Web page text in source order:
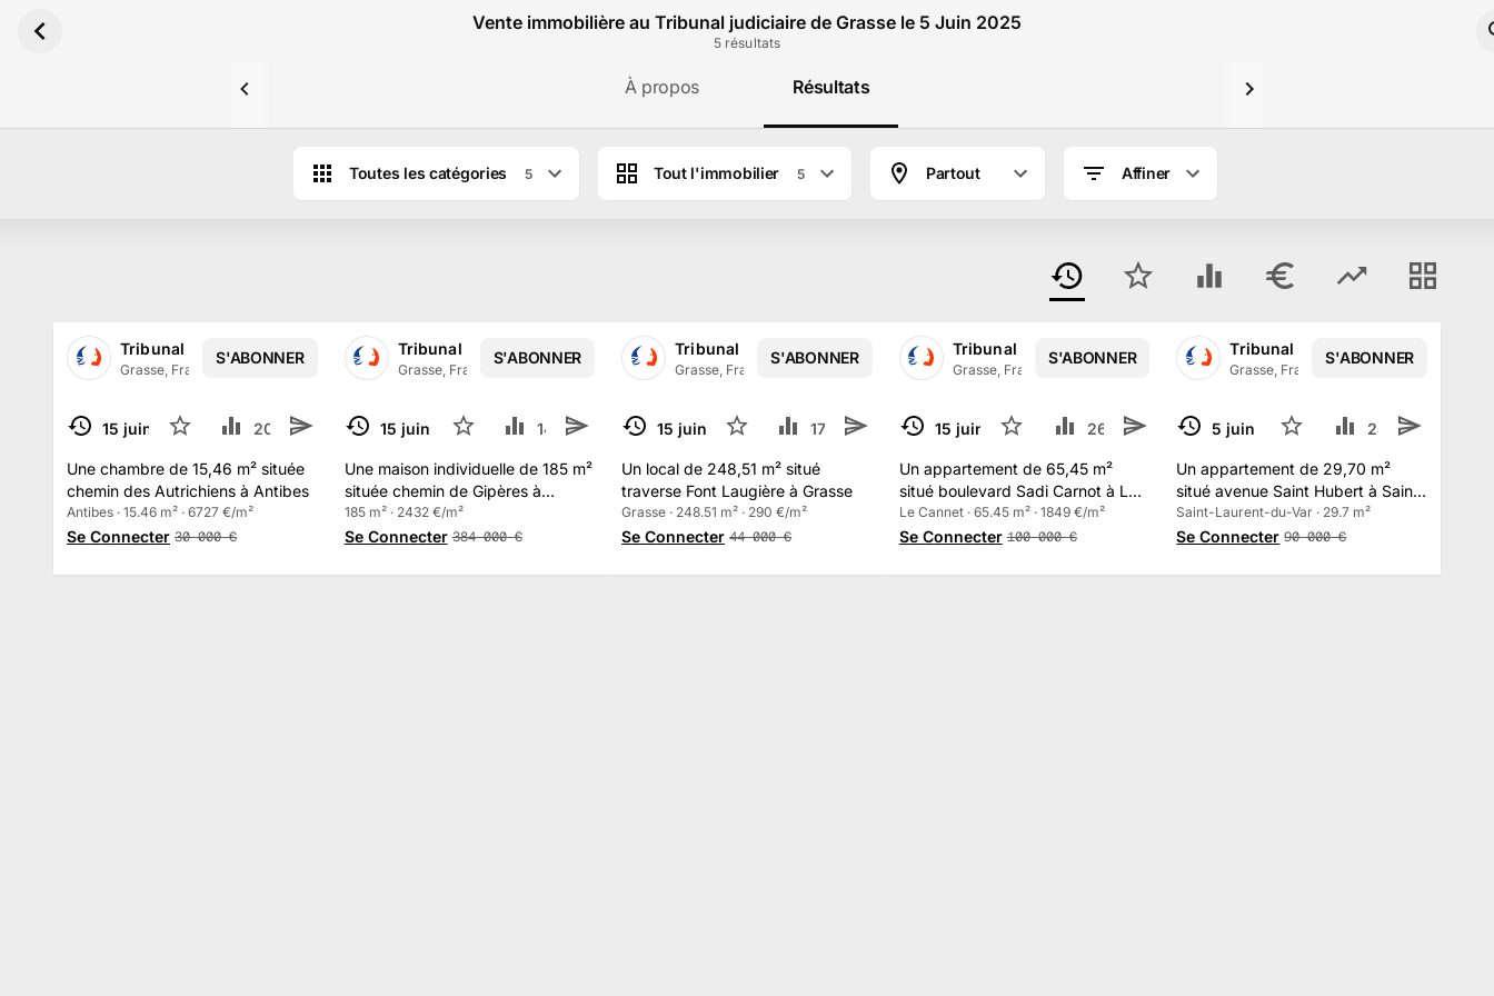
Vente immobilière au Tribunal judiciaire de Grasse le 5 Juin 2025
5résultats
À propos Résultats
Toutes les catégories 5 Tout l'immobilier 5 Partout Affiner
Tribunal Judiciaire de GRASSE
Grasse, France · 3.2 kabonné
S'ABONNER
TERMINÉ15 juin 2025 20.8 k
Une chambre de 15,46 m² située
chemin des Autrichiens à Antibes
Antibes · 15.46 m² · 6727 €/m²
Se Connecter 30 000 €
Tribunal Judiciaire de GRASSE
Grasse, France · 3.2 kabonné
S'ABONNER
TERMINÉ15 juin 2025 14 k
Une maison individuelle de 185 m²
située chemin de Gipères à
Mouans-Sartoux
185 m² · 2432 €/m²
Se Connecter 384 000 €
Tribunal Judiciaire de GRASSE
Grasse, France · 3.2 kabonné
S'ABONNER
TERMINÉ15 juin 2025 17.3 k
Un local de 248,51 m² situé
traverse Font Laugière à Grasse
Grasse · 248.51 m² · 290 €/m²
Se Connecter 44 000 €
Tribunal Judiciaire de GRASSE
Grasse, France · 3.2 kabonné
S'ABONNER
TERMINÉ15 juin 2025 26.8 k
Un appartement de 65,45 m²
situé boulevard Sadi Carnot à Le
Cannet
Le Cannet · 65.45 m² · 1849 €/m²
Se Connecter 100 000 €
Tribunal Judiciaire de GRASSE
Grasse, France · 3.2 kabonné
S'ABONNER
TERMINÉ5 juin 2025 28 k
Un appartement de 29,70 m²
situé avenue Saint Hubert à Saint-
Laurent-du-Var
Saint-Laurent-du-Var · 29.7 m²
Se Connecter 90 000 €